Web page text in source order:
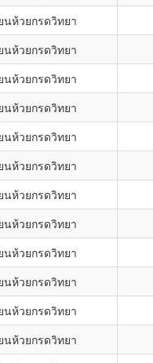
นห้วยกรดวิทยา
นห้วยกรดวิทยา
นห้วยกรดวิทยา
นห้วยกรดวิทยา
นห้วยกรดวิทยา
นห้วยกรดวิทยา
นห้วยกรดวิทยา
นห้วยกรดวิทยา
นห้วยกรดวิทยา
นห้วยกรดวิทยา
นห้วยกรดวิทยา
นห้วยกรดวิทยา